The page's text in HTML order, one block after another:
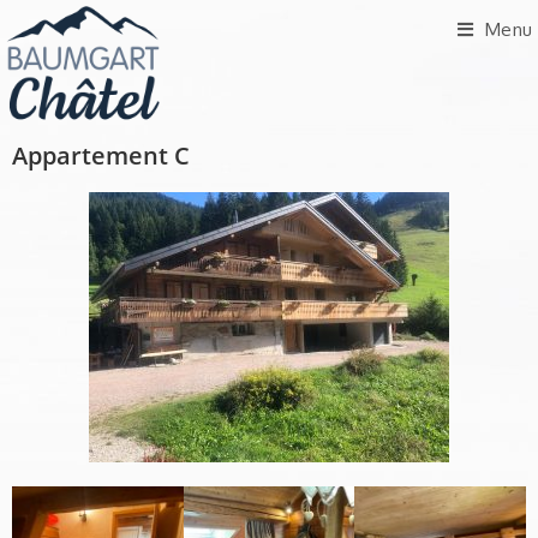
Menu
Appartement C